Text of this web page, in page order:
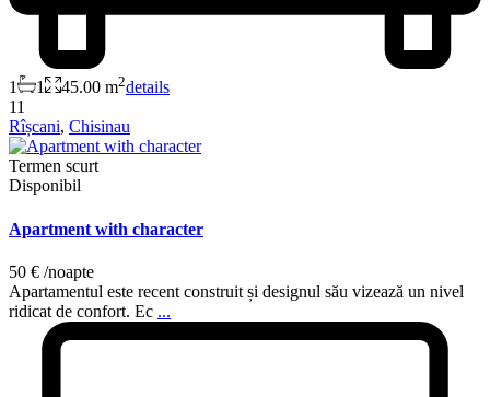
1 1 45.00 m2details
11
Rîșcani, Chisinau
Termen scurt
Disponibil
Apartment with character
50 € /noapte
Apartamentul este recent construit și designul său vizează un nivel
ridicat de confort. Ec ...